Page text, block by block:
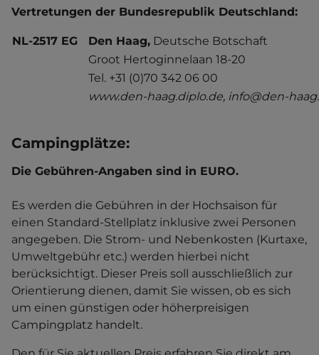
Vertretungen der Bundesrepublik Deutschland:
NL-2517 EG Den Haag, Deutsche Botschaft
Groot Hertoginnelaan 18-20
Tel. +31 (0)70 342 06 00
www.den-haag.diplo.de, info@den-
Campingplätze:
Die Gebühren-Angaben sind in EURO.
Es werden die Gebühren in der Hochsaison für
einen Standard-Stellplatz inklusive zwei Personen
angegeben. Die Strom- und Nebenkosten (Kurtaxe,
Umweltgebühr etc.) werden hierbei nicht
berücksichtigt. Dieser Preis soll ausschließlich zur
Orientierung dienen, damit Sie wissen, ob es sich
um einen günstigen oder höherpreisigen
Campingplatz handelt.